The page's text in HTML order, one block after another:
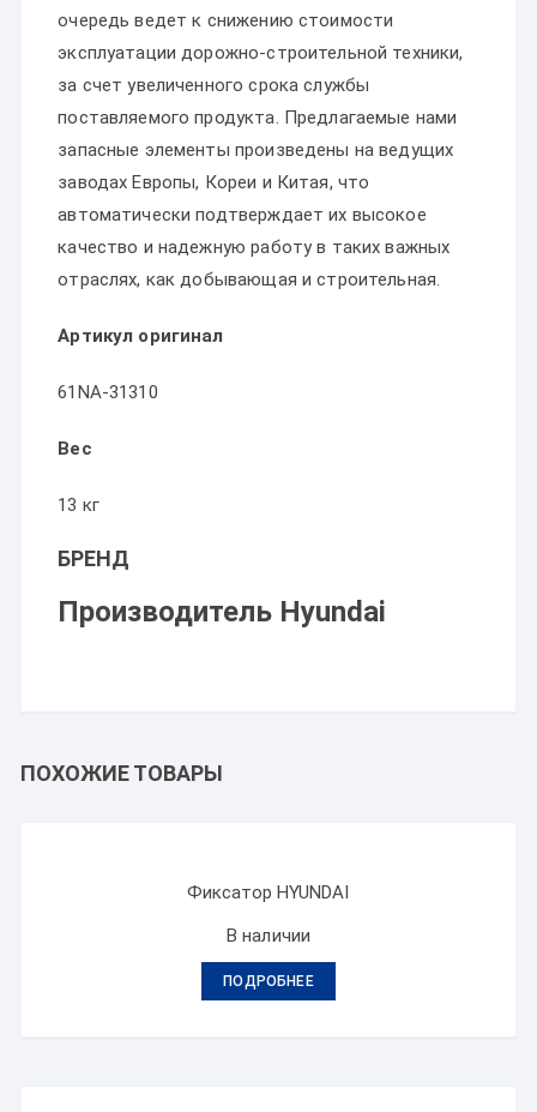
очередь ведет к снижению стоимости
эксплуатации дорожно-строительной техники,
за счет увеличенного срока службы
поставляемого продукта. Предлагаемые нами
запасные элементы произведены на ведущих
заводах Европы, Кореи и Китая, что
автоматически подтверждает их высокое
качество и надежную работу в таких важных
отраслях, как добывающая и строительная.
Артикул оригинал
61NA-31310
Вес
13 кг
БРЕНД
Производитель Hyundai
ПОХОЖИЕ ТОВАРЫ
Фиксатор HYUNDAI
В наличии
ПОДРОБНЕЕ